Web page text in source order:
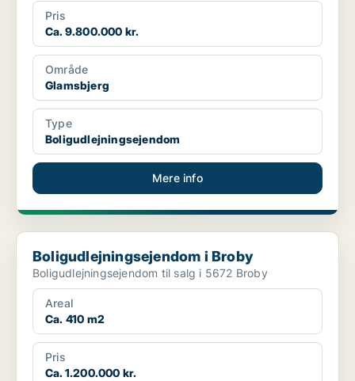
Pris
Ca. 9.800.000 kr.
Område
Glamsbjerg
Type
Boligudlejningsejendom
Mere info
Boligudlejningsejendom i Broby
Boligudlejningsejendom i Broby
Boligudlejningsejendom til salg i 5672 Broby
Areal
Ca. 410 m2
Pris
Ca. 1.200.000 kr.